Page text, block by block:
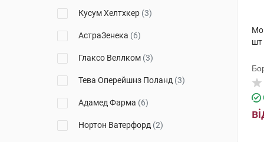
Кусум Хелтхкер (3)
АстраЗенека (6)
Глаксо Веллком (3)
Тева Оперейшнз Поланд (3)
Адамед Фарма (6)
Нортон Ватерфорд (2)
шт